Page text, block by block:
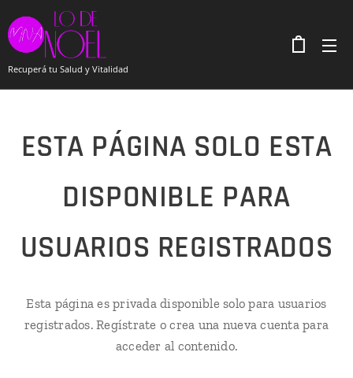
Recuperá tu Salud y Vitalidad
ESTA PÁGINA SOLO ESTA
DISPONIBLE PARA
USUARIOS REGISTRADOS
Esta página es privada disponible solo para usuarios
registrados. Regístrate o crea una nueva cuenta para
acceder al contenido.